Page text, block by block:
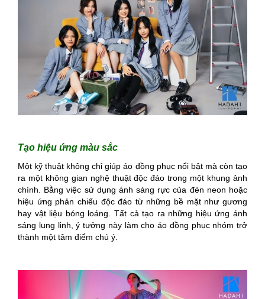
Tạo hiệu ứng màu sắc
Một kỹ thuật không chỉ giúp áo đồng phục nổi bật mà còn tạo
ra một không gian nghệ thuật độc đáo trong một khung ảnh
chính. Bằng việc sử dụng ánh sáng rực của đèn neon hoặc
hiệu ứng phản chiếu độc đáo từ những bề mặt như gương
hay vật liệu bóng loáng. Tất cả tạo ra những hiệu ứng ánh
sáng lung linh, ý tưởng này làm cho áo đồng phục nhóm trở
thành một tâm điểm chú ý.